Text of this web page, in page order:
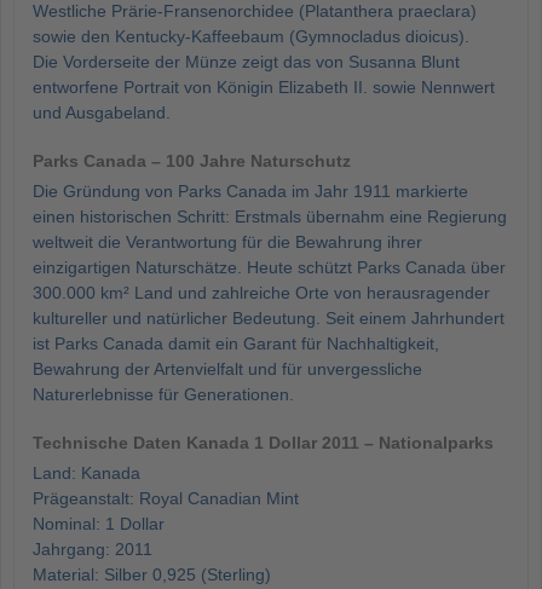
Westliche Prärie-Fransenorchidee (Platanthera praeclara)
sowie den Kentucky-Kaffeebaum (Gymnocladus dioicus).
Die Vorderseite der Münze zeigt das von Susanna Blunt
entworfene Portrait von Königin Elizabeth II. sowie Nennwert
und Ausgabeland.
Parks Canada – 100 Jahre Naturschutz
Die Gründung von Parks Canada im Jahr 1911 markierte
einen historischen Schritt: Erstmals übernahm eine Regierung
weltweit die Verantwortung für die Bewahrung ihrer
einzigartigen Naturschätze. Heute schützt Parks Canada über
300.000 km² Land und zahlreiche Orte von herausragender
kultureller und natürlicher Bedeutung. Seit einem Jahrhundert
ist Parks Canada damit ein Garant für Nachhaltigkeit,
Bewahrung der Artenvielfalt und für unvergessliche
Naturerlebnisse für Generationen.
Technische Daten Kanada 1 Dollar 2011 – Nationalparks
Land: Kanada
Prägeanstalt: Royal Canadian Mint
Nominal: 1 Dollar
Jahrgang: 2011
Material: Silber 0,925 (Sterling)